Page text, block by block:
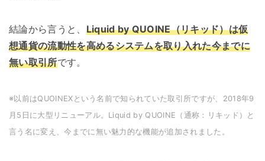
結論から言うと、 Liquid by QUOINE（リキッド）は仮
想通貨の流動性を高めるシステムを取り入れた今までに
無い取引所です。
※以前はQUOINEXという名前で知られていた取引所ですが、2018年9
月5日に大型リニューアル。Liquid by QUOINE（通称：リキッド）と
言う名に変え、今までに無い魅力的な機能が追加されました。